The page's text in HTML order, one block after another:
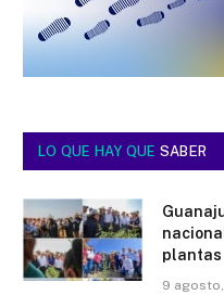
LO QUE HAY QUE SABER
plantas
9